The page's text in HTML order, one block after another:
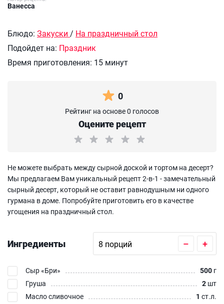
Ванесса
Блюдо: Закуски / На праздничный стол
Подойдет на: Праздник
Время приготовления: 15 минут
0
Рейтинг на основе 0 голосов
Оцените рецепт
Не можете выбрать между сырной доской и тортом на десерт?
Мы предлагаем Вам уникальный рецепт 2-в-1 - замечательный
сырный десерт, который не оставит равнодушным ни одного
гурмана в доме. Попробуйте приготовить его в качестве
угощения на праздничный стол.
Ингредиенты – +
Сыр «Бри»‎ 500 г
Груша
2 шт
Масло сливочное
1 ст.л.